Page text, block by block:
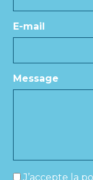
E-mail
Message
* J’accepte la